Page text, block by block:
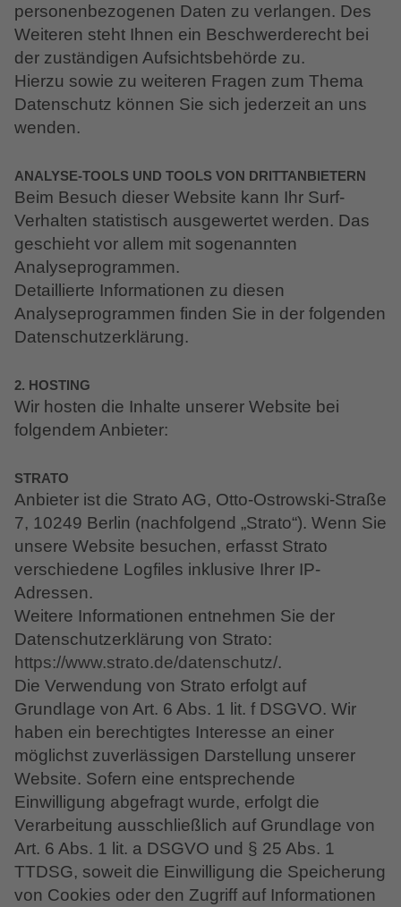
personenbezogenen Daten zu verlangen. Des
Weiteren steht Ihnen ein Beschwerderecht bei
der zuständigen Aufsichtsbehörde zu.
Hierzu sowie zu weiteren Fragen zum Thema
Datenschutz können Sie sich jederzeit an uns
wenden.
ANALYSE-TOOLS UND TOOLS VON DRITT­ANBIETERN
Beim Besuch dieser Website kann Ihr Surf-
Verhalten statistisch ausgewertet werden. Das
geschieht vor allem mit sogenannten
Analyseprogrammen.
Detaillierte Informationen zu diesen
Analyseprogrammen finden Sie in der folgenden
Datenschutzerklärung.
2. HOSTING
Wir hosten die Inhalte unserer Website bei
folgendem Anbieter:
STRATO
Anbieter ist die Strato AG, Otto-Ostrowski-Straße
7, 10249 Berlin (nachfolgend „Strato“). Wenn Sie
unsere Website besuchen, erfasst Strato
verschiedene Logfiles inklusive Ihrer IP-
Adressen.
Weitere Informationen entnehmen Sie der
Datenschutzerklärung von Strato:
https://www.strato.de/datenschutz/.
Die Verwendung von Strato erfolgt auf
Grundlage von Art. 6 Abs. 1 lit. f DSGVO. Wir
haben ein berechtigtes Interesse an einer
möglichst zuverlässigen Darstellung unserer
Website. Sofern eine entsprechende
Einwilligung abgefragt wurde, erfolgt die
Verarbeitung ausschließlich auf Grundlage von
Art. 6 Abs. 1 lit. a DSGVO und § 25 Abs. 1
TTDSG, soweit die Einwilligung die Speicherung
von Cookies oder den Zugriff auf Informationen